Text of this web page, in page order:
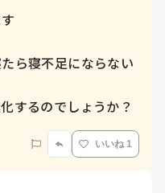
ら寝不足にならない
するのでしょうか？
いいね 1